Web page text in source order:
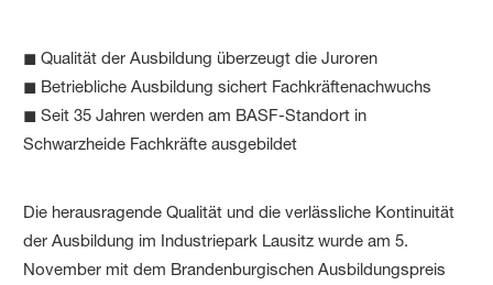
◼ Qualität der Ausbildung überzeugt die Juroren
◼ Betriebliche Ausbildung sichert Fachkräftenachwuchs
◼ Seit 35 Jahren werden am BASF-Standort in
Schwarzheide Fachkräfte ausgebildet
Die herausragende Qualität und die verlässliche Kontinuität
der Ausbildung im Industriepark Lausitz wurde am 5.
November mit dem Brandenburgischen Ausbildungspreis